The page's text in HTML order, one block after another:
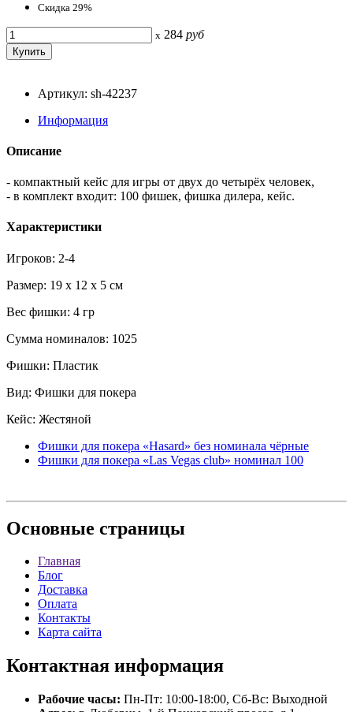
Скидка 29%
x 284 руб
Артикул: sh-42237
Информация
Описание
- компактный кейс для игры от двух до четырёх человек,
- в комплект входит: 100 фишек, фишка дилера, кейс.
Характеристики
Игроков: 2-4
Размер: 19 x 12 x 5 см
Вес фишки: 4 гр
Сумма номиналов: 1025
Фишки: Пластик
Вид: Фишки для покера
Кейс: Жестяной
Фишки для покера «Hasard» без номинала чёрные
Фишки для покера «Las Vegas club» номинал 100
Основные страницы
Главная
Блог
Доставка
Оплата
Контакты
Карта сайта
Контактная информация
Рабочие часы: Пн-Пт: 10:00-18:00, Сб-Вс: Выходной